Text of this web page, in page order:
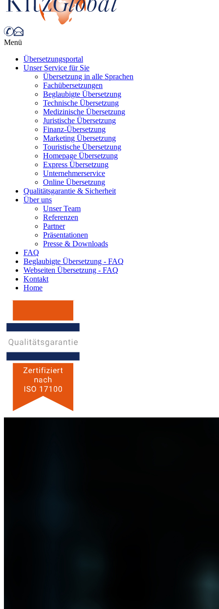
Menü
Übersetzungsportal
Unser Service für Sie
Übersetzung in alle Sprachen
Fachübersetzungen
Beglaubigte Übersetzung
Technische Übersetzung
Medizinische Übersetzung
Juristische Übersetzung
Finanz-Übersetzung
Marketing Übersetzung
Touristische Übersetzung
Homepage Übersetzung
Express Übersetzung
Unternehmerservice
Online Übersetzung
Qualitätsgarantie & Sicherheit
Über uns
Unser Team
Referenzen
Partner
Präsentationen
Presse & Downloads
FAQ
Beglaubigte Übersetzung - FAQ
Webseiten Übersetzung - FAQ
Kontakt
Home